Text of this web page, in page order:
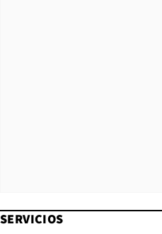
SERVICIOS